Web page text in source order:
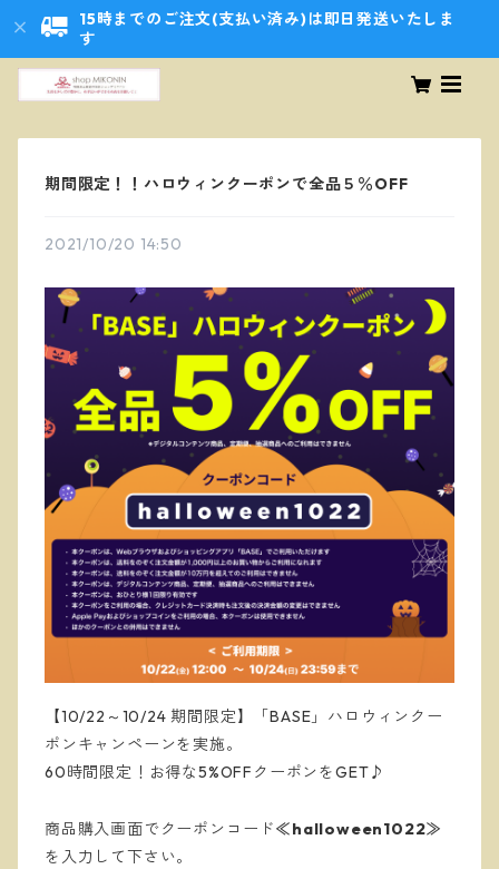
15時までのご注文(支払い済み)は即日発送いたしま
す
期間限定！！ハロウィンクーポンで全品５％OFF
2021/10/20 14:50
【10/22～10/24 期間限定】「BASE」ハロウィンクー
ポンキャンペーンを実施。
60時間限定！お得な5%OFFクーポンをGET♪
商品購入画面でクーポンコード≪halloween1022≫
を入力して下さい。